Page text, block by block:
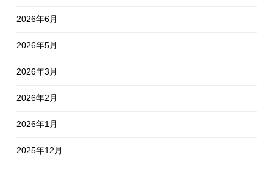
2026年6月
2026年5月
2026年3月
2026年2月
2026年1月
2025年12月